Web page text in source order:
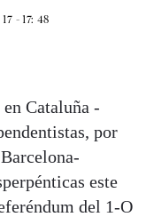
- 17: 48
Cataluña -
por
este
del 1-O